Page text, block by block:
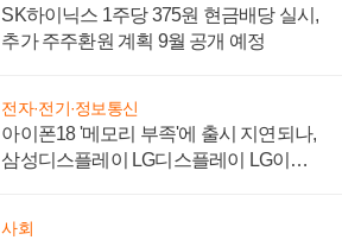
SK하이닉스 1주당 375원 현금배당 실시,
추가 주주환원 계획 9월 공개 예정
전자·전기·정보통신
아이폰18 '메모리 부족'에 출시 지연되나,
삼성디스플레이 LG디스플레이 LG이노
사회